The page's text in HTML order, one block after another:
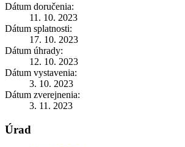
Dátum doručenia:
11. 10. 2023
Dátum splatnosti:
17. 10. 2023
Dátum úhrady:
12. 10. 2023
Dátum vystavenia:
3. 10. 2023
Dátum zverejnenia:
3. 11. 2023
Úrad